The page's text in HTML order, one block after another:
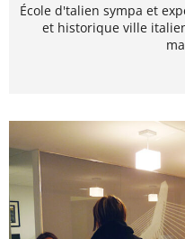
École d'talien sympa et
et historique ville